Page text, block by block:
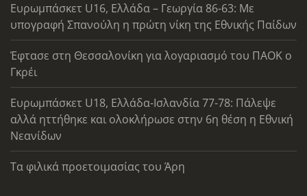
Ευρωμπάσκετ U16, Ελλάδα – Γεωργία 86-63: Με
υπογραφή Σπανούλη η πρώτη νίκη της Εθνικής Παίδων
Έφτασε στη Θεσσαλονίκη για λογαριασμό του ΠΑΟΚ ο
Γκρέι
Ευρωμπάσκετ U18, Ελλάδα-Ισλανδία 77-78: Πάλεψε
αλλά ηττήθηκε και ολοκλήρωσε στην 6η θέση η Εθνική
Νεανίδων
Τα φιλικά προετοιμασίας του Άρη